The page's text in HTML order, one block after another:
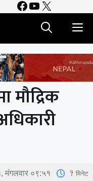
Facebook
YouTube
X
मौद्रिक
मंगलवार ०९:५१ 1 मिनेट